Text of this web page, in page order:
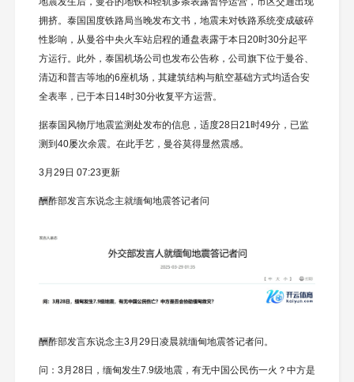
拥挤。泰国国度铁路局当晚发布文书，地震未对铁路系统变成破碎
性影响，从曼谷中央火车站启程的通盘表露于本日20时30分起平
方运行。此外，泰国机场公司也发布公告称，公司旗下位于曼谷、
清迈和普吉等地的6座机场，其建筑结构与航空基础方式均适合安
全表率，已于本日14时30分收复平方运营。
据泰国风物厅地震监测处发布的信息，适度28日21时49分，已监
测到40屡次余震。在此手艺，曼谷莫得显然震感。
3月29日 07:23更新
酬酢部发言东说念主就缅甸地震答记者问
酬酢部发言东说念主3月29日凌晨就缅甸地震答记者问。
问：3月28日，缅甸发生7.9级地震，有无中国公民伤一火？中方是